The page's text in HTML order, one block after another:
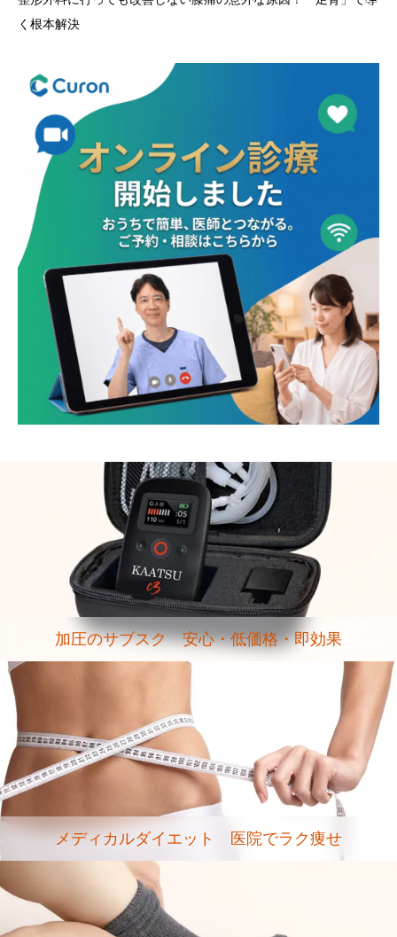
く根本解決
加圧のサブスク 安心・低価格・即効果
メディカルダイエット 医院でラク痩せ